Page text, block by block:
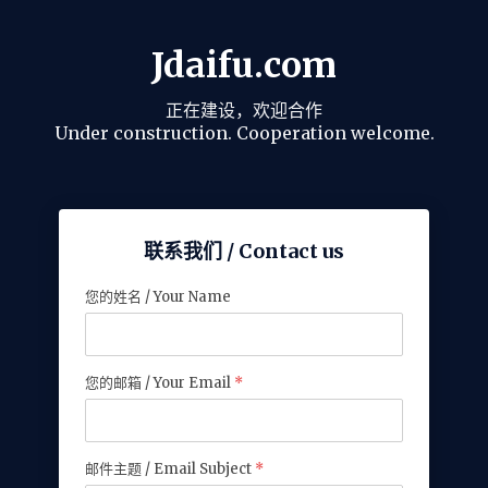
Jdaifu.com
正在建设，欢迎合作
Under construction. Cooperation welcome.
联系我们 / Contact us
您的姓名 / Your Name
您的邮箱 / Your Email *
邮件主题 / Email Subject *